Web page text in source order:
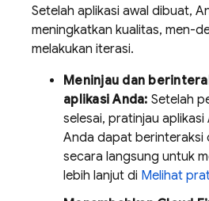
Setelah aplikasi awal dibuat,
meningkatkan kualitas, men-
melakukan iterasi.
Meninjau dan
aplikasi Anda: Setelah
selesai, pratinjau
Anda dapat berinteraksi
secara langsung untuk
lebih lanjut di Melihat